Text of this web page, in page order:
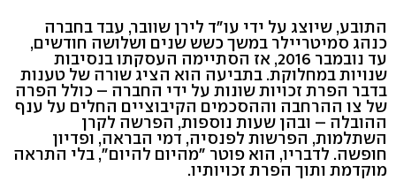
התובע, שיוצג על ידי עו"ד לירן שוובר, עבד בחברה
כנהג סמיטריילר במשך כשש שנים ושלושה חודשים,
עד נובמבר 2016, אז הסתיימה העסקתו בנסיבות
שנויות במחלוקת. בתביעה הוא הציג שורה של טענות
בדבר הפרת זכויות שונות על ידי החברה – כולל הפרה
של צו ההרחבה וההסכמים הקיבוציים החלים על ענף
ההובלה – ובהן שעות נוספות, הפרשה לקרן
השתלמות, הפרשות לפנסיה, דמי הבראה, ופדיון
חופשה. לדבריו, הוא פוטר "מהיום להיום", בלי התראה
מוקדמת ותוך הפרת זכויותיו.